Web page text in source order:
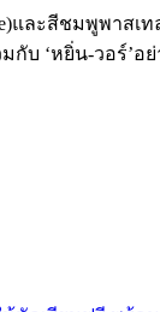
และสีชมพูพา
‘หยิ่น-วอร์’อ